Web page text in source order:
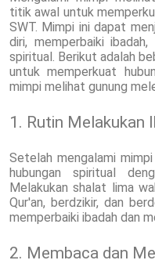
titik awal untuk
SWT. Mimpi ini dapat
diri, memperbaiki
spiritual. Berikut adalah
untuk memperkuat
mimpi melihat gunung
1. Rutin Melakukan
Setelah mengalami
hubungan spiritual
Melakukan shalat lima
Qur'an, berdzikir, dan
memperbaiki ibadah dan
2. Membaca dan